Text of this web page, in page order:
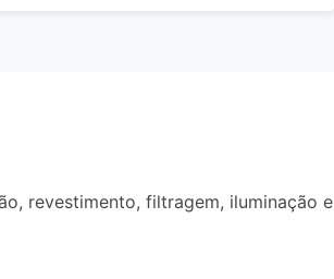
revestimento, filtragem, iluminação e